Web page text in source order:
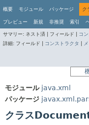
概要 モジュール パッケージ ク
プレビュー 新規 非推奨 索引
サマリー: ネスト済 | フィールド | コ
詳細: フィールド | コンストラクタ
モジュール java.xml
パッケージ
クラス